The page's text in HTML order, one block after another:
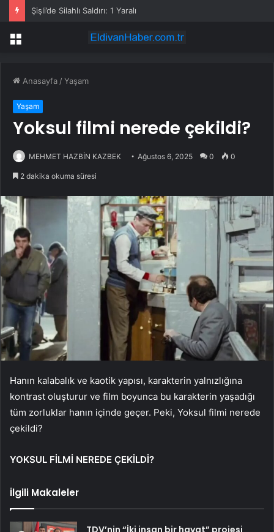
Şişli’de Silahlı Saldırı: 1 Yaralı
Menü
Anasayfa /Yaşam
Yaşam
Yoksul filmi nerede çekildi?
MEHMET HAZBİN KAZBEK Ağustos 6, 2025 0 0
2 dakika okuma süresi
Hanın kalabalık ve kaotik yapısı, karakterin yalnızlığına
kontrast oluşturur ve film boyunca bu karakterin yaşadığı
tüm zorluklar hanın içinde geçer. Peki, Yoksul filmi nerede
çekildi?
YOKSUL FİLMİ NEREDE ÇEKİLDİ?
İlgili Makaleler